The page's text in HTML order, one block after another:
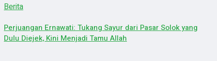
Berita
Perjuangan Ernawati: Tukang Sayur dari Pasar Solok yang
Dulu Diejek, Kini Menjadi Tamu Allah